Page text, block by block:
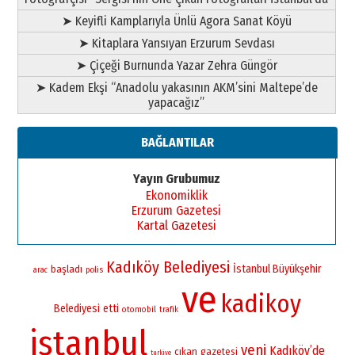
➤ Keyifli Kamplarıyla Ünlü Agora Sanat Köyü
➤ Kitaplara Yansıyan Erzurum Sevdası
➤ Çiçeği Burnunda Yazar Zehra Güngör
➤ Kadem Ekşi “Anadolu yakasının AKM’sini Maltepe’de
yapacağız”
BAĞLANTILAR
Yayın Grubumuz
Ekonomiklik
Erzurum Gazetesi
Kartal Gazetesi
arac başladı polis Kadıköy Belediyesi İstanbul Büyükşehir
Belediyesi etti otomobil trafik ve kadikoy
istanbul turkiye çıkan gazetesi yeni Kadıköy’de